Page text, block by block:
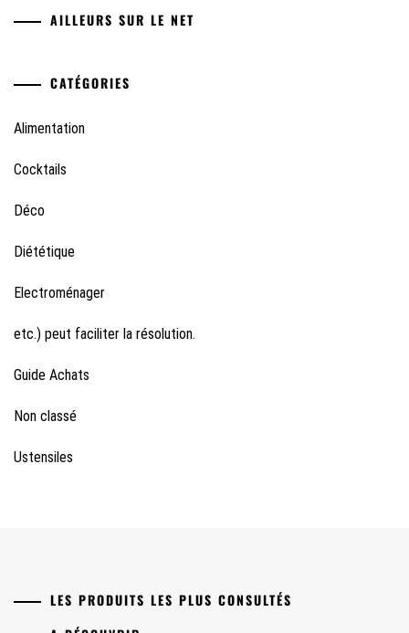
AILLEURS SUR LE NET
CATÉGORIES
Alimentation
Cocktails
Déco
Diététique
Electroménager
etc.) peut faciliter la résolution.
Guide Achats
Non classé
Ustensiles
LES PRODUITS LES PLUS CONSULTÉS